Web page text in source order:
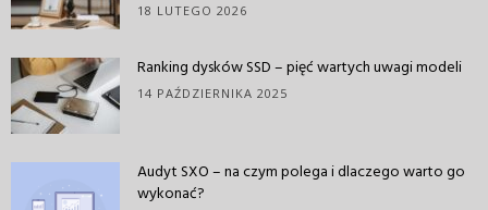
18 LUTEGO 2026
Ranking dysków SSD – pięć wartych uwagi modeli
14 PAŹDZIERNIKA 2025
Audyt SXO – na czym polega i dlaczego warto go
wykonać?